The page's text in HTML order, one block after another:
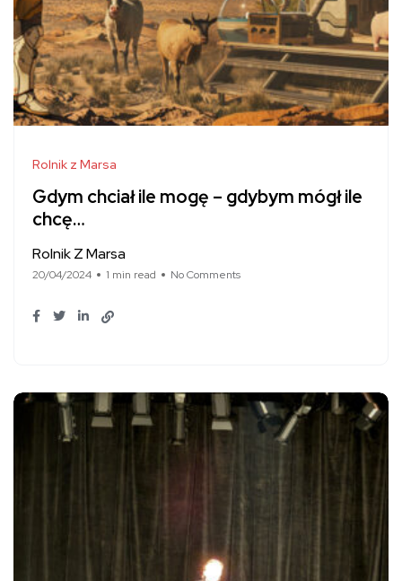
Rolnik z Marsa
Gdym chciał ile mogę – gdybym mógł ile
chcę…
Rolnik Z Marsa
20/04/2024 1 min read No Comments